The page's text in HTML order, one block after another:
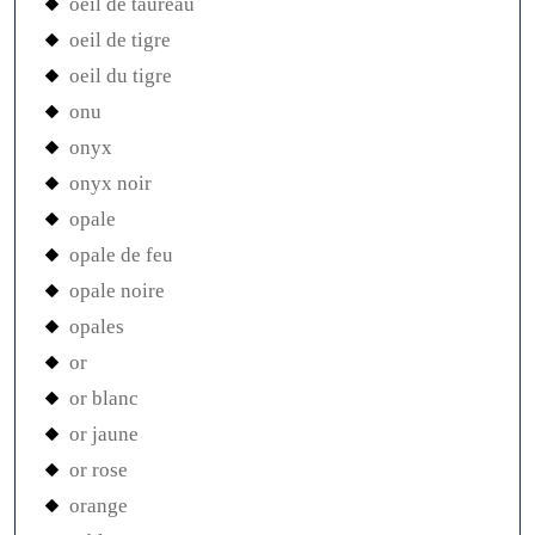
oeil de tigre
oeil du tigre
onu
onyx
onyx noir
opale
opale de feu
opale noire
opales
or
or blanc
or jaune
or rose
orange